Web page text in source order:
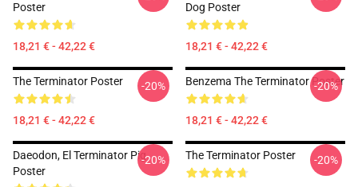
Poster
18,21 € - 42,22 €
Dog Poster
18,21 € - 42,22 €
The Terminator Poster
18,21 € - 42,22 €
-20% Benzema The Terminator Poster
18,21 € - 42,22 €
-20%
Daeodon, El Terminator Pig
Poster
-20% The Terminator Poster -20%